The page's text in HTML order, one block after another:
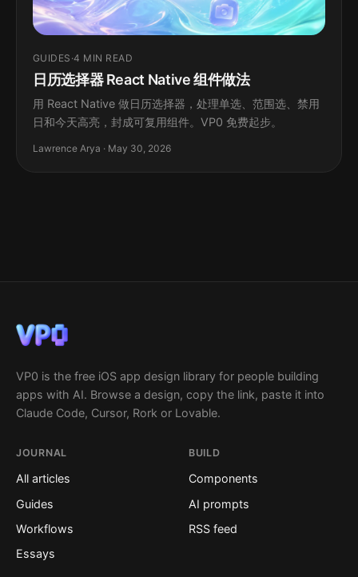
GUIDES ·4 MIN READ
日历选择器 React Native 组件做法
用 React Native 做日历选择器，处理单选、范围选、禁用
日和今天高亮，封成可复用组件。VP0 免费起步。
Lawrence Arya · May 30, 2026
VP0 is the free iOS app design library for people building
apps with AI. Browse a design, copy the link, paste it into
Claude Code, Cursor, Rork or Lovable.
JOURNAL
All articles
Guides
Workflows
Essays
BUILD
Components
AI prompts
RSS feed